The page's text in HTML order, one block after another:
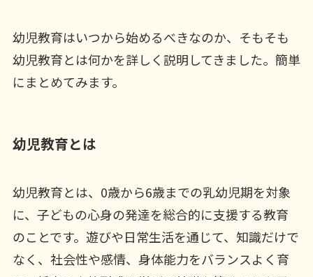
幼児教育はいつから始めるべきなのか、そもそも
幼児教育とは何かを詳しく説明してきました。簡単
にまとめてみます。
幼児教育とは
幼児教育とは、0歳から6歳までの乳幼児期を対象
に、子どもの心身の発達を総合的に支援する教育
のことです。遊びや日常生活を通じて、知識だけで
なく、社会性や感情、身体能力をバランスよく育